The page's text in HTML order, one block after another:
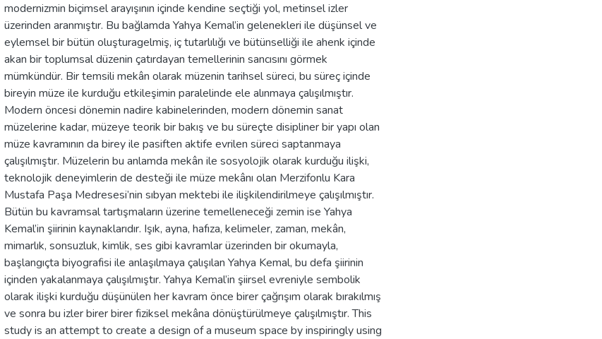
modernizmin biçimsel arayışının içinde kendine seçtiği yol, metinsel izler
üzerinden aranmıştır. Bu bağlamda Yahya Kemal’in gelenekleri ile düşünsel ve
eylemsel bir bütün oluşturagelmiş, iç tutarlılığı ve bütünselliği ile ahenk içinde
akan bir toplumsal düzenin çatırdayan temellerinin sancısını görmek
mümkündür. Bir temsili mekân olarak müzenin tarihsel süreci, bu süreç içinde
bireyin müze ile kurduğu etkileşimin paralelinde ele alınmaya çalışılmıştır.
Modern öncesi dönemin nadire kabinelerinden, modern dönemin sanat
müzelerine kadar, müzeye teorik bir bakış ve bu süreçte disipliner bir yapı olan
müze kavramının da birey ile pasiften aktife evrilen süreci saptanmaya
çalışılmıştır. Müzelerin bu anlamda mekân ile sosyolojik olarak kurduğu ilişki,
teknolojik deneyimlerin de desteği ile müze mekânı olan Merzifonlu Kara
Mustafa Paşa Medresesi’nin sıbyan mektebi ile ilişkilendirilmeye çalışılmıştır.
Bütün bu kavramsal tartışmaların üzerine temelleneceği zemin ise Yahya
Kemal’in şiirinin kaynaklarıdır. Işık, ayna, hafıza, kelimeler, zaman, mekân,
mimarlık, sonsuzluk, kimlik, ses gibi kavramlar üzerinden bir okumayla,
başlangıçta biyografisi ile anlaşılmaya çalışılan Yahya Kemal, bu defa şiirinin
içinden yakalanmaya çalışılmıştır. Yahya Kemal’in şiirsel evreniyle sembolik
olarak ilişki kurduğu düşünülen her kavram önce birer çağrışım olarak bırakılmış
ve sonra bu izler birer birer fiziksel mekâna dönüştürülmeye çalışılmıştır. This
study is an attempt to create a design of a museum space by inspiringly using